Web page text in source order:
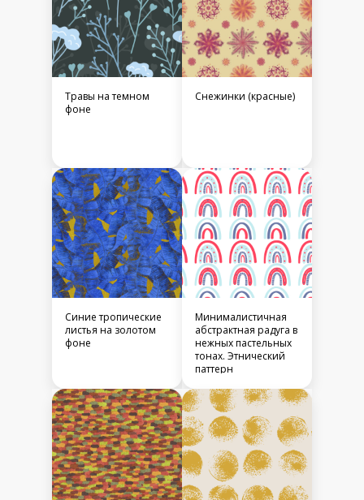
Травы на темном
фоне
Снежинки (красные)
Синие тропические
листья на золотом
фоне
Минималистичная
абстрактная радуга в
нежных пастельных
тонах. Этнический
паттерн